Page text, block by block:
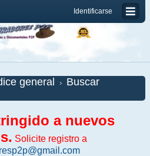
Identificarse
general
Buscar
a nuevos
Solicite registro a